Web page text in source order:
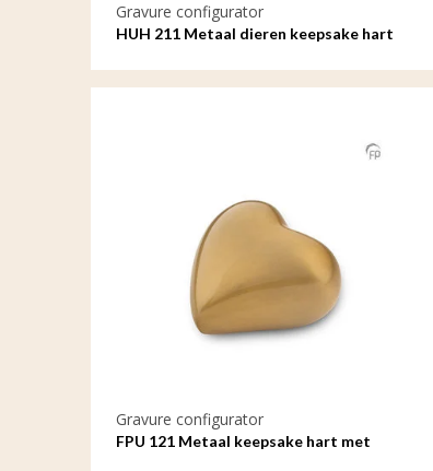
Gravure configurator
HUH 211 Metaal dieren keepsake hart
Gravure configurator
FPU 121 Metaal keepsake hart met